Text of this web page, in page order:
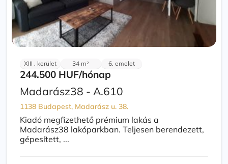
XIII . kerület 34 m² 6. emelet
244.500 HUF/hónap
Madarász38 - A.610
1138 Budapest, Madarász u. 38.
Kiadó megfizethető prémium lakás a
Madarász38 lakóparkban. Teljesen berendezett,
gépesített, ...